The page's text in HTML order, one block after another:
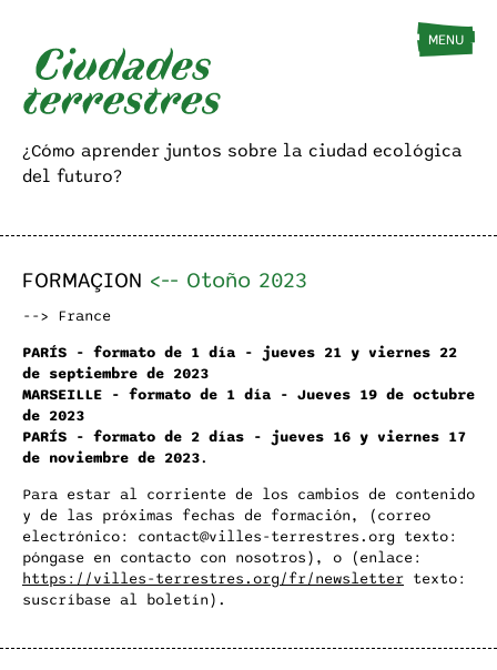
¿Cómo aprender juntos sobre la ciudad ecológica
del futuro?
MENU
FORMAÇION <-- Otoño 2023
--> France
PARÍS - formato de 1 día - jueves 21 y viernes 22
de septiembre de 2023
MARSEILLE - formato de 1 día - Jueves 19 de octubre
de 2023
PARÍS - formato de 2 días - jueves 16 y viernes 17
de noviembre de 2023.
Para estar al corriente de los cambios de contenido
y de las próximas fechas de formación, (correo
electrónico: contact@villes-terrestres.org texto:
póngase en contacto con nosotros), o (enlace:
https://villes-terrestres.org/fr/newsletter texto:
suscríbase al boletín).